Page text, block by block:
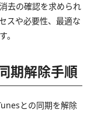
去の確認を求められ
スや必要性、最適な
。
期解除手順
との同期を解除